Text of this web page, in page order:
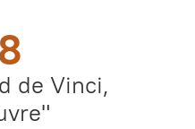
de Vinci,